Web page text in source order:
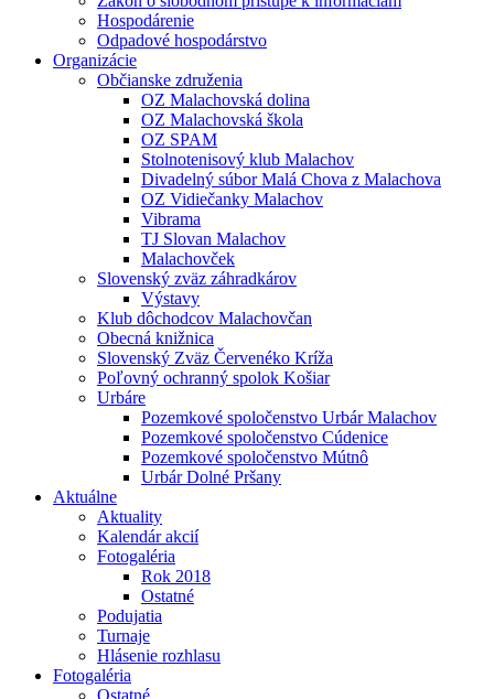
Hospodárenie
Odpadové hospodárstvo
Organizácie
Občianske združenia
OZ Malachovská dolina
OZ Malachovská škola
OZ SPAM
Stolnotenisový klub Malachov
Divadelný súbor Malá Chova z Malachova
OZ Vidiečanky Malachov
Vibrama
TJ Slovan Malachov
Malachovček
Slovenský zväz záhradkárov
Výstavy
Klub dôchodcov Malachovčan
Obecná knižnica
Slovenský Zväz Červenéko Kríža
Poľovný ochranný spolok Košiar
Urbáre
Pozemkové spoločenstvo Urbár Malachov
Pozemkové spoločenstvo Cúdenice
Pozemkové spoločenstvo Mútnô
Urbár Dolné Pršany
Aktuálne
Aktuality
Kalendár akcií
Fotogaléria
Rok 2018
Ostatné
Podujatia
Turnaje
Hlásenie rozhlasu
Fotogaléria
Ostatné